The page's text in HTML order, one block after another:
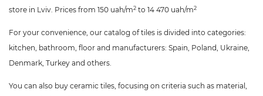
store in Lviv. Prices from 150 uah/m2 to 14 470 uah/m2
For your convenience, our catalog of tiles is divided into categories:
kitchen, bathroom, floor and manufacturers: Spain, Poland, Ukraine,
Denmark, Turkey and others.
You can also buy ceramic tiles, focusing on criteria such as material,